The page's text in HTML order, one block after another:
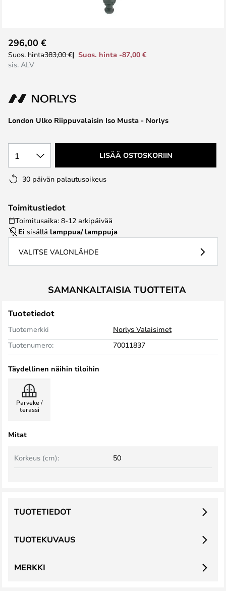
to
the
the
gallery
London Ulko Riippuvalaisin Iso Musta - Norlys
296,00 €
Suos. hinta383,00 €
Suos. hinta -87,00 €
sis. ALV
1 LISÄÄ OSTOSKORIIN
30 päivän palautusoikeus
Toimitustiedot
Toimitusaika: 8-12 arkipäivää
Ei sisällä lamppua/ lamppuja
VALITSE VALONLÄHDE
SAMANKALTAISIA TUOTTEITA
Tuotetiedot
Tuotemerkki
Norlys Valaisimet
Tuotenumero:
70011837
Täydellinen näihin tiloihin
Parveke /
terassi
Mitat
Korkeus (cm): 50
TUOTEKUVAUS
TUOTETIEDOT
MERKKI